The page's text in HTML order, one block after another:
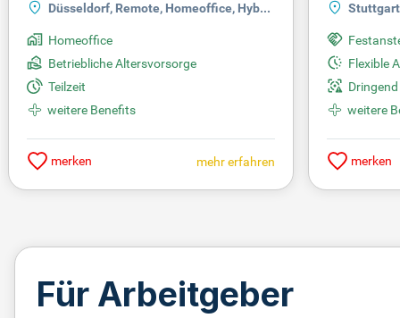
Düsseldorf, Remote, Homeoffice, Hybrid
Homeoffice
Betriebliche Altersvorsorge
Teilzeit
weitere Benefits
merken mehr erfahren
Stuttgart
Flexible
weitere
merken
Für Arbeitgeber